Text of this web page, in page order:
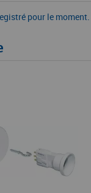
pour le moment.